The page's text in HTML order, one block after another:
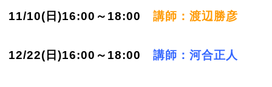
11/10(日)16:00～18:00 講師：渡辺勝彦
12/22(日)16:00～18:00 講師：河合正人